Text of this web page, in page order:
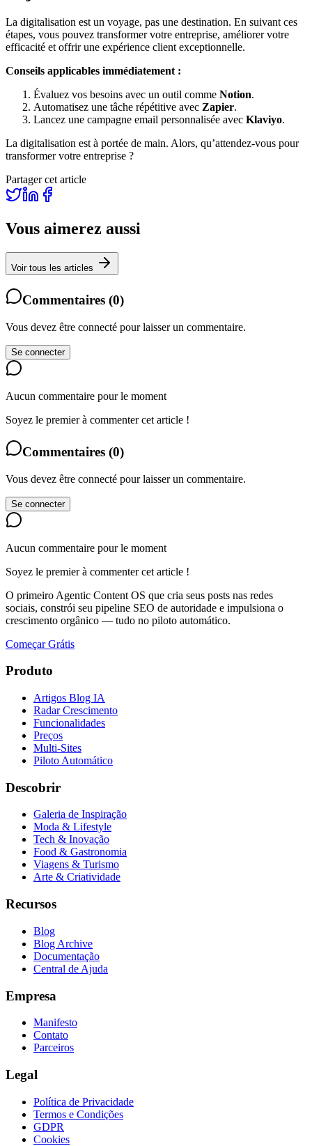
La digitalisation est un voyage, pas une destination. En suivant ces
étapes, vous pouvez transformer votre entreprise, améliorer votre
efficacité et offrir une expérience client exceptionnelle.
Conseils applicables immédiatement :
Évaluez vos besoins avec un outil comme Notion.
Automatisez une tâche répétitive avec Zapier.
Lancez une campagne email personnalisée avec Klaviyo.
La digitalisation est à portée de main. Alors, qu’attendez-vous pour
transformer votre entreprise ?
Partager cet article
Vous aimerez aussi
Voir tous les articles
Commentaires (0)
Vous devez être connecté pour laisser un commentaire.
Se connecter
Aucun commentaire pour le moment
Soyez le premier à commenter cet article !
Commentaires (0)
Vous devez être connecté pour laisser un commentaire.
Se connecter
Aucun commentaire pour le moment
Soyez le premier à commenter cet article !
O primeiro Agentic Content OS que cria seus posts nas redes
sociais, constrói seu pipeline SEO de autoridade e impulsiona o
crescimento orgânico — tudo no piloto automático.
Começar Grátis
Produto
Artigos Blog IA
Radar Crescimento
Funcionalidades
Preços
Multi-Sites
Piloto Automático
Descobrir
Galeria de Inspiração
Moda & Lifestyle
Tech & Inovação
Food & Gastronomia
Viagens & Turismo
Arte & Criatividade
Recursos
Blog
Blog Archive
Documentação
Central de Ajuda
Empresa
Manifesto
Contato
Parceiros
Legal
Política de Privacidade
Termos e Condições
GDPR
Cookies